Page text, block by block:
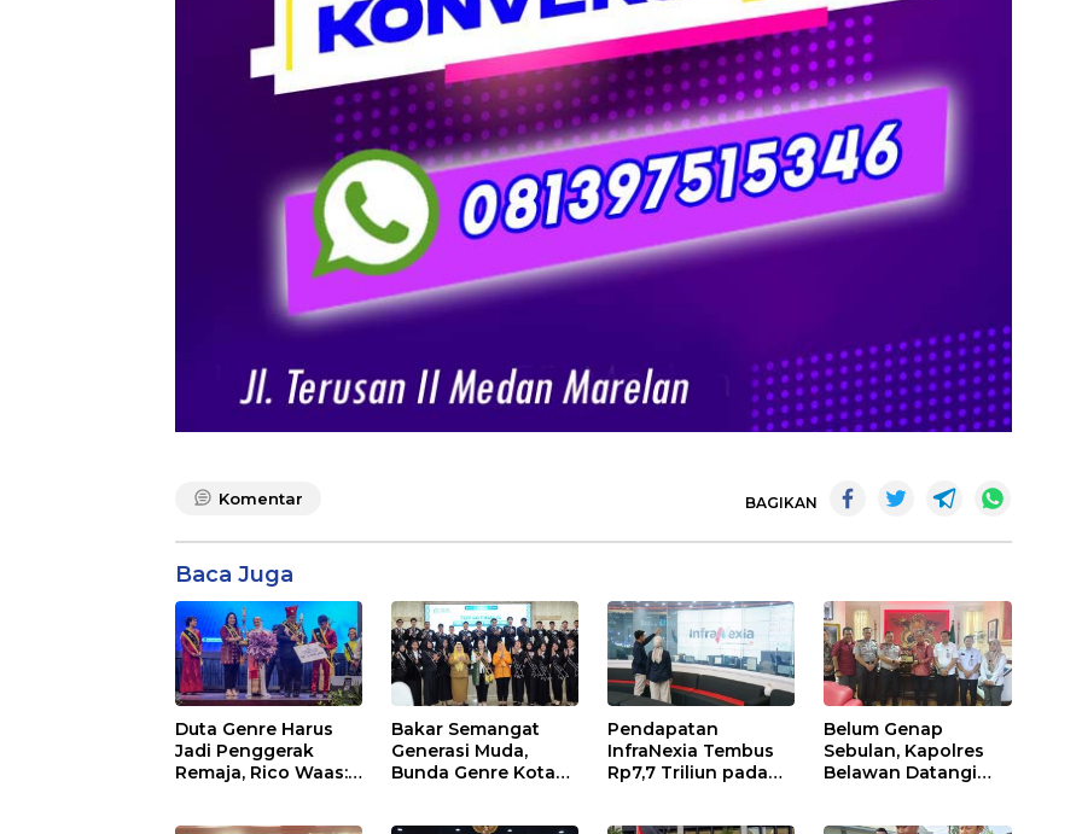
Komentar BAGIKAN
Baca Juga
Duta Genre Harus
Jadi Penggerak
Remaja, Rico Waas:
Bakar Semangat
Generasi Muda,
Bunda Genre Kota
Pendapatan
InfraNexia Tembus
Rp7,7 Triliun pada
Belum Genap
Sebulan, Kapolres
Belawan Datangi